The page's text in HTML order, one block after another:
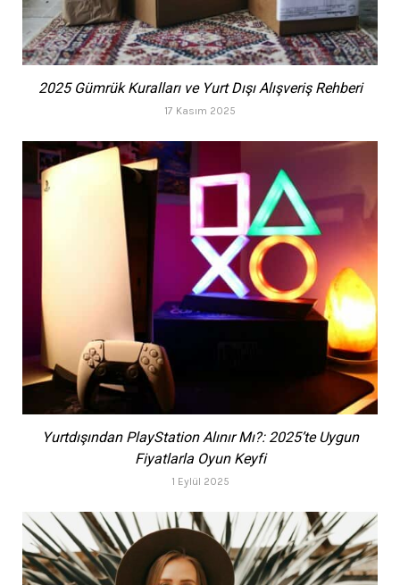
2025 Gümrük Kuralları ve Yurt Dışı Alışveriş Rehberi
17 Kasım 2025
Yurtdışından PlayStation Alınır Mı?: 2025’te Uygun
Fiyatlarla Oyun Keyfi
1 Eylül 2025